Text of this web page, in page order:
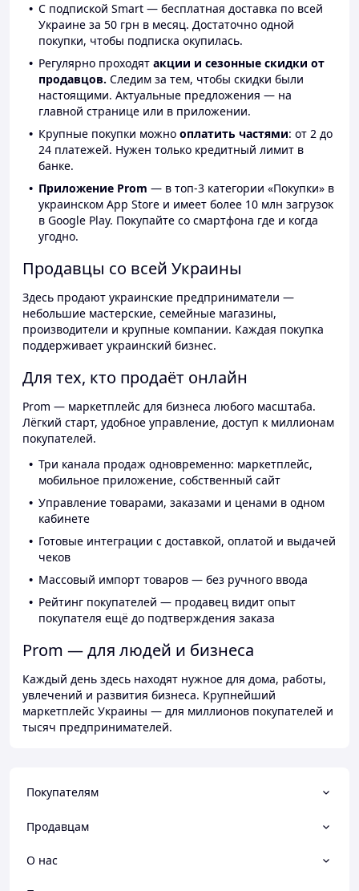
С подпиской Smart — бесплатная доставка по всей
Украине за 50 грн в месяц. Достаточно одной
покупки, чтобы подписка окупилась.
Регулярно проходят акции и сезонные скидки от
продавцов. Следим за тем, чтобы скидки были
настоящими. Актуальные предложения — на
главной странице или в приложении.
Крупные покупки можно оплатить частями: от 2 до
24 платежей. Нужен только кредитный лимит в
банке.
Приложение Prom — в топ-3 категории «Покупки» в
украинском App Store и имеет более 10 млн загрузок
в Google Play. Покупайте со смартфона где и когда
угодно.
Продавцы со всей Украины
Здесь продают украинские предприниматели —
небольшие мастерские, семейные магазины,
производители и крупные компании. Каждая покупка
поддерживает украинский бизнес.
Для тех, кто продаёт онлайн
Prom — маркетплейс для бизнеса любого масштаба.
Лёгкий старт, удобное управление, доступ к миллионам
покупателей.
Три канала продаж одновременно: маркетплейс,
мобильное приложение, собственный сайт
Управление товарами, заказами и ценами в одном
кабинете
Готовые интеграции с доставкой, оплатой и выдачей
чеков
Массовый импорт товаров — без ручного ввода
Рейтинг покупателей — продавец видит опыт
покупателя ещё до подтверждения заказа
Prom — для людей и бизнеса
Каждый день здесь находят нужное для дома, работы,
увлечений и развития бизнеса. Крупнейший
маркетплейс Украины — для миллионов покупателей и
тысяч предпринимателей.
Покупателям
Продавцам
О нас